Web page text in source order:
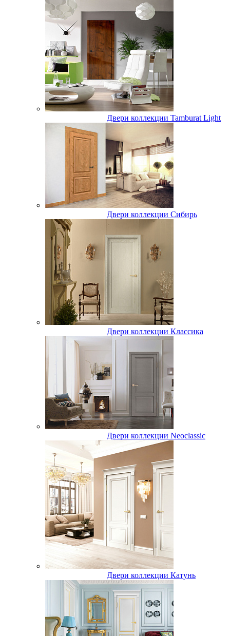
Двери коллекции Tamburat Light
Двери коллекции Сибирь
Двери коллекции Классика
Двери коллекции Neoclassic
Двери коллекции Катунь